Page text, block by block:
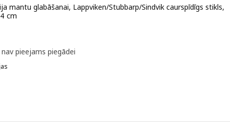
stikls, 180x42x74 cm
mantu glabāšanai, Lappviken/Stubbarp/Sindvik caurspīdīgs stikls,
cm
nav pieejams piegādei
Kombinācija mantu glabāšanai, Lappviken/Stubbarp/Sindvik